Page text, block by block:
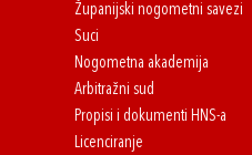
Županijski nogometni savezi
Suci
Nogometna akademija
Arbitražni sud
Propisi i dokumenti HNS-a
Licenciranje